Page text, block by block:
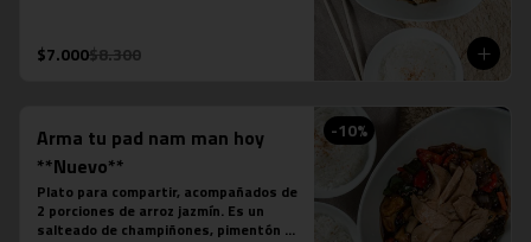
de pescado.
$7.000$8.300
-10%
Arma tu pad nam man hoy
**Nuevo**
Plato para compartir, acompañados de
2 porciones de arroz jazmín. Es un
salteado de champiñones, pimentón